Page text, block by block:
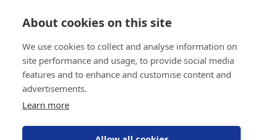
About cookies on this site
We use cookies to collect and analyse information on
site performance and usage, to provide social media
features and to enhance and customise content and
advertisements.
Learn more
Cookies